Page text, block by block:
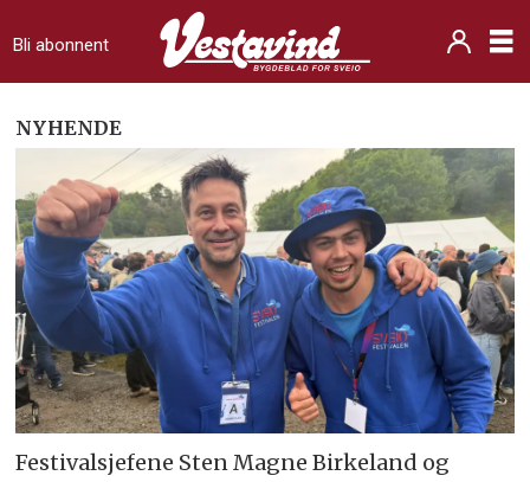
Bli abonnent
NYHENDE
Festivalsjefene Sten Magne Birkeland og